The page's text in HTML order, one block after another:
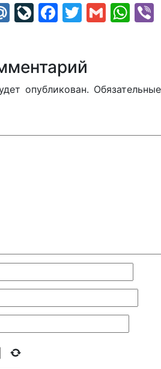
Mail.Ru
LiveJournal
Facebook
Twitter
Gmail
опубликован. Обязательные